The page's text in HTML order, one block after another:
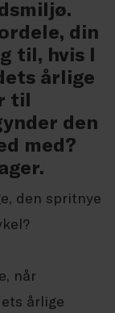
din
til, hvis I
årlige
til
den
med?
den spritnye
når
årlige